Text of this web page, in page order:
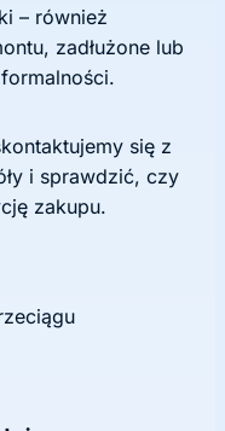
– również
zadłużone lub
się z
i sprawdzić, czy
zakupu.